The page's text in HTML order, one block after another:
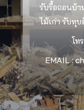
รับรื้อถอนบ้า
ไม้เก่า รับทุ
โท
EMAIL :